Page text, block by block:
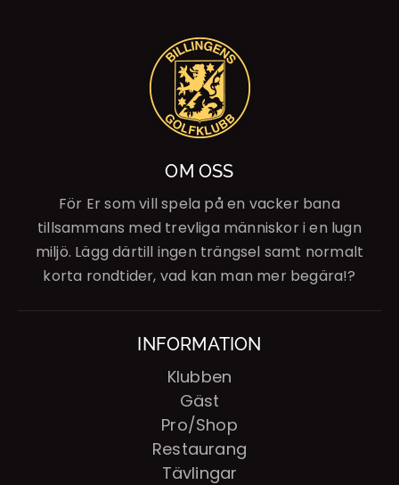
OM OSS
För Er som vill spela på en vacker bana
tillsammans med trevliga människor i en lugn
miljö. Lägg därtill ingen trängsel samt normalt
korta rondtider, vad kan man mer begära!?
INFORMATION
Klubben
Gäst
Pro/Shop
Restaurang
Tävlingar